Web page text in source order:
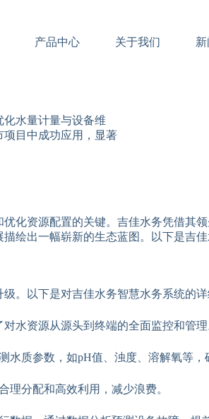
产品中心 关于我们
水量计量与设备维
目中成功应用，显著
化资源配置的关键。吉佳水务凭借其
绘出一幅崭新的生态蓝图。以下是吉
。以下是对吉佳水务智慧水务系统的详
水资源从源头到终端的全面监控和管理
水质参数，如pH值、浊度、溶解氧等，
理分配和高效利用，减少浪费。